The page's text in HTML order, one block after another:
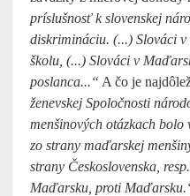
príslušnosť k slovenskej
diskrimináciu. (...) Slováci
školu, (...) Slováci v
poslanca...“ A čo je
ženevskej Spoločnosti
menšinových otázkach bolo
zo strany maďarskej
strany Československa,
Maďarsku, proti